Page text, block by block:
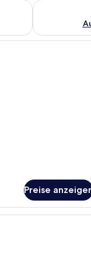
Nacht, Aug. 9
Überprüfe
modernes Hotelzimmer
Preise
modernes Hotelzimmer